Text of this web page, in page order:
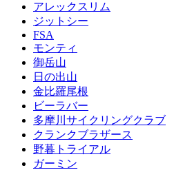
アレックスリム
ジットシー
FSA
モンティ
御岳山
日の出山
金比羅尾根
ビーラバー
多摩川サイクリングクラブ
クランクブラザース
野暮トライアル
ガーミン